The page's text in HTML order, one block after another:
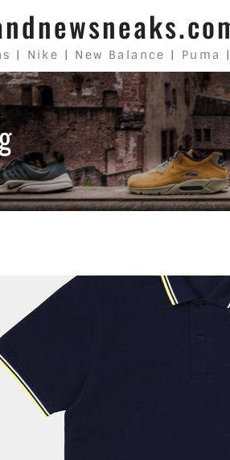
| Nike | New Balance | Puma